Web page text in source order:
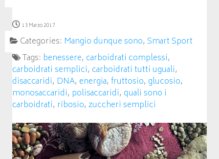
13 Marzo 2017
Categories: Mangio dunque sono, Smart Sport
Tags: benessere, carboidrati complessi,
carboidrati semplici, carboidrati tutti uguali,
disaccaridi, DNA, energia, fruttosio, glucosio,
monosaccaridi, polisaccaridi, quali sono i
carboidrati, ribosio, zuccheri semplici